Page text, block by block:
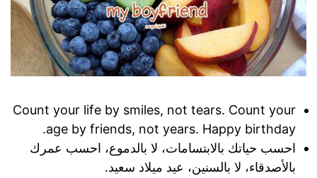
Count your life by smiles, not tears. Count your
age by friends, not years. Happy birthday.
احسب حياتك بالابتسامات، لا بالدموع، احسب عمرك
بالأصدقاء، لا بالسنين، عيد ميلاد سعيد.